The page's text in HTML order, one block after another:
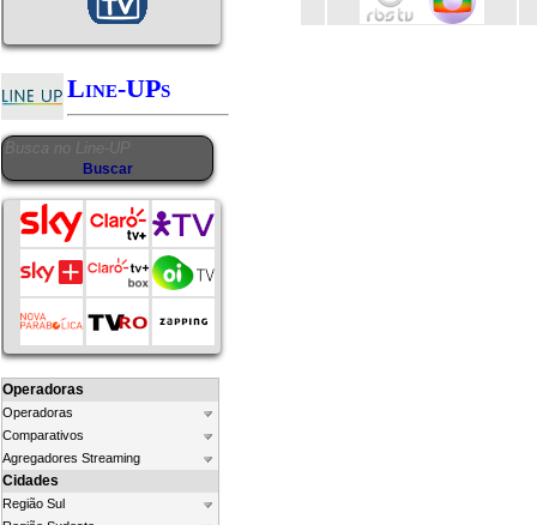
Line-UPs
Operadoras
Operadoras
Comparativos
Agregadores Streaming
Cidades
Região Sul